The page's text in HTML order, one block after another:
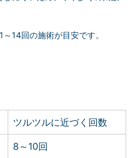
14回の施術が目安です。
ツルツルに近づく回数
8～10回